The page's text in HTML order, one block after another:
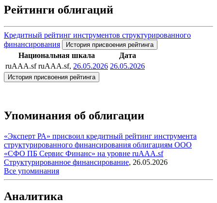
Рейтинги облигаций
Кредитный рейтинг инструментов структурированного
финансирования
История присвоения рейтинга
Национальная шкала
Дата
ruAAA.sf ruAAA.sf, 26.05.2026 26.05.2026
История присвоения рейтинга
Упоминания об облигации
«Эксперт РА» присвоил кредитный рейтинг инструмента
структурированного финансирования облигациям ООО
«СФО ПБ Сервис Финанс» на уровне ruAAA.sf
Структурированное финансирование, 26.05.2026
Все упоминания
Аналитика